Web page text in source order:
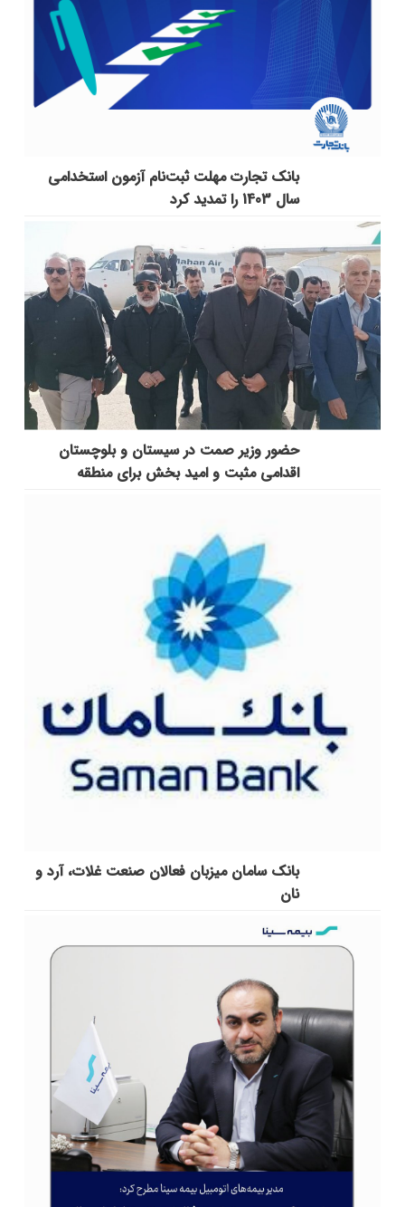
بانک تجارت مهلت ثبت‌نام آزمون استخدامی
سال 1403 را تمدید کرد
حضور وزیر صمت در سیستان و بلوچستان
اقدامی مثبت و امید بخش برای منطقه
بانک سامان میزبان فعالان صنعت غلات، آرد و
نان